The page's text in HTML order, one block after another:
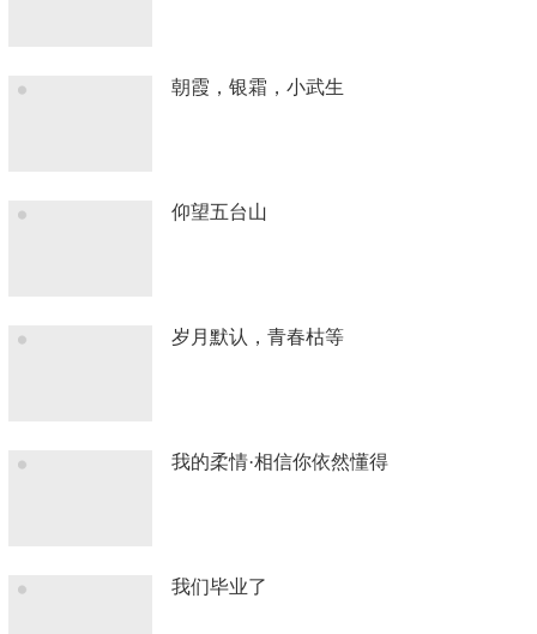
朝霞，银霜，小武生
仰望五台山
岁月默认，青春枯等
我的柔情·相信你依然懂得
我们毕业了